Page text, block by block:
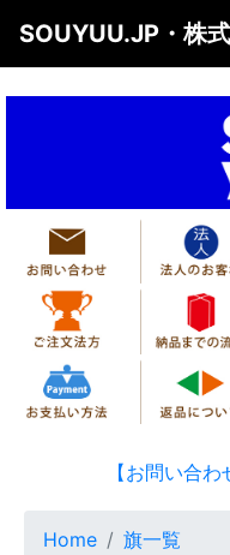
SOUYUU.JP・株
【お問い合
Home
旗一覧